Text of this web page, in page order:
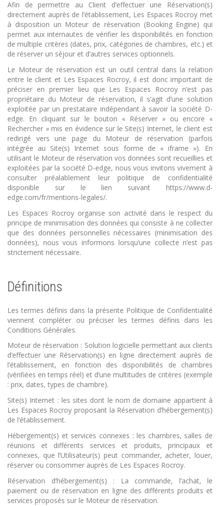
Afin de permettre au Client d’effectuer une Réservation(s)
directement auprès de l’établissement, Les Espaces Rocroy met
à disposition un Moteur de réservation (Booking Engine) qui
permet aux internautes de vérifier les disponibilités en fonction
de multiple critères (dates, prix, catégories de chambres, etc.) et
de réserver un séjour et d’autres services optionnels.
Le Moteur de réservation est un outil central dans la relation
entre le client et Les Espaces Rocroy, il est donc important de
préciser en premier lieu que Les Espaces Rocroy n’est pas
propriétaire du Moteur de réservation, il s’agit d’une solution
exploitée par un prestataire indépendant à savoir la société D-
edge. En cliquant sur le bouton « Réserver » ou encore «
Rechercher » mis en évidence sur le Site(s) Internet, le client est
redirigé vers une page du Moteur de réservation (parfois
intégrée au Site(s) Internet sous forme de « iframe »). En
utilisant le Moteur de réservation vos données sont recueillies et
exploitées par la société D-edge, nous vous invitons vivement à
consulter préalablement leur politique de confidentialité
disponible sur le lien suivant https://www.d-
edge.com/fr/mentions-legales/.
Les Espaces Rocroy organise son activité dans le respect du
principe de minimisation des données qui consiste à ne collecter
que des données personnelles nécessaires (minimisation des
données), nous vous informons lorsqu’une collecte n’est pas
strictement nécessaire.
Définitions
Les termes définis dans la présente Politique de Confidentialité
viennent compléter ou préciser les termes définis dans les
Conditions Générales.
Moteur de réservation : Solution logicielle permettant aux clients
d’effectuer une Réservation(s) en ligne directement auprès de
l’établissement, en fonction des disponibilités de chambres
(vérifiées en temps réel) et d’une multitudes de critères (exemple
: prix, dates, types de chambre).
Site(s) Internet : les sites dont le nom de domaine appartient à
Les Espaces Rocroy proposant la Réservation d’hébergement(s)
de l’établissement.
Hébergement(s) et services connexes : les chambres, salles de
réunions et différents services et produits, principaux et
connexes, que l’Utilisateur(s) peut commander, acheter, louer,
réserver ou consommer auprès de Les Espaces Rocroy.
Réservation d’hébergement(s) : La commande, l’achat, le
paiement ou de réservation en ligne des différents produits et
services proposés sur le Moteur de réservation.